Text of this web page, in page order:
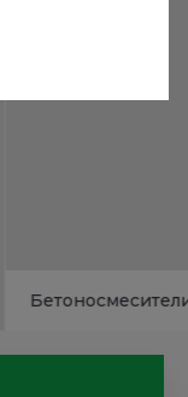
Бетоносмесители